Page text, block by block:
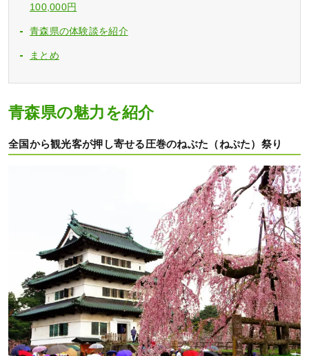
100,000円
青森県の体験談を紹介
まとめ
青森県の魅力を紹介
全国から観光客が押し寄せる圧巻のねぶた（ねぷた）祭り